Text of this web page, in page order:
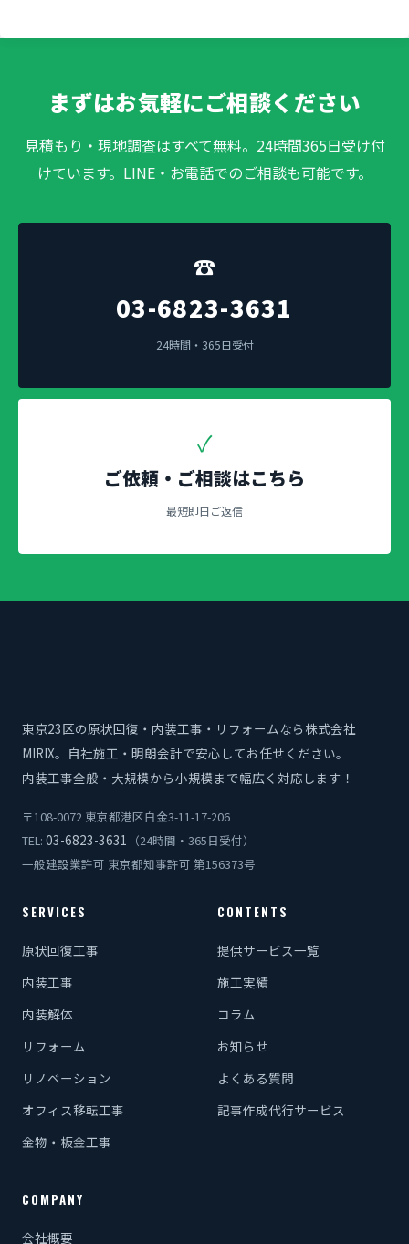
まずはお気軽にご相談ください
見積もり・現地調査はすべて無料。24時間365日受け付
けています。LINE・お電話でのご相談も可能です。
☎
03-6823-3631
24時間・365日受付
✓
ご依頼・ご相談はこちら
最短即日ご返信
東京23区の原状回復・内装工事・リフォームなら株式会社
MIRIX。自社施工・明朗会計で安心してお任せください。
内装工事全般・大規模から小規模まで幅広く対応します！
〒108-0072 東京都港区白金3-11-17-206
TEL: 03-6823-3631 （24時間・365日受付）
一般建設業許可 東京都知事許可 第156373号
SERVICES
原状回復工事
内装工事
内装解体
リフォーム
リノベーション
オフィス移転工事
金物・板金工事
CONTENTS
提供サービス一覧
施工実績
コラム
お知らせ
よくある質問
記事作成代行サービス
COMPANY
会社概要